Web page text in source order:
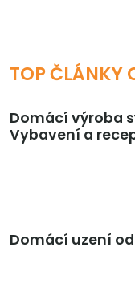
TOP ČLÁNKY
Domácí výroba
Vybavení a
Domácí uzení od